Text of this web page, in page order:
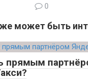
0
может быть
прямым